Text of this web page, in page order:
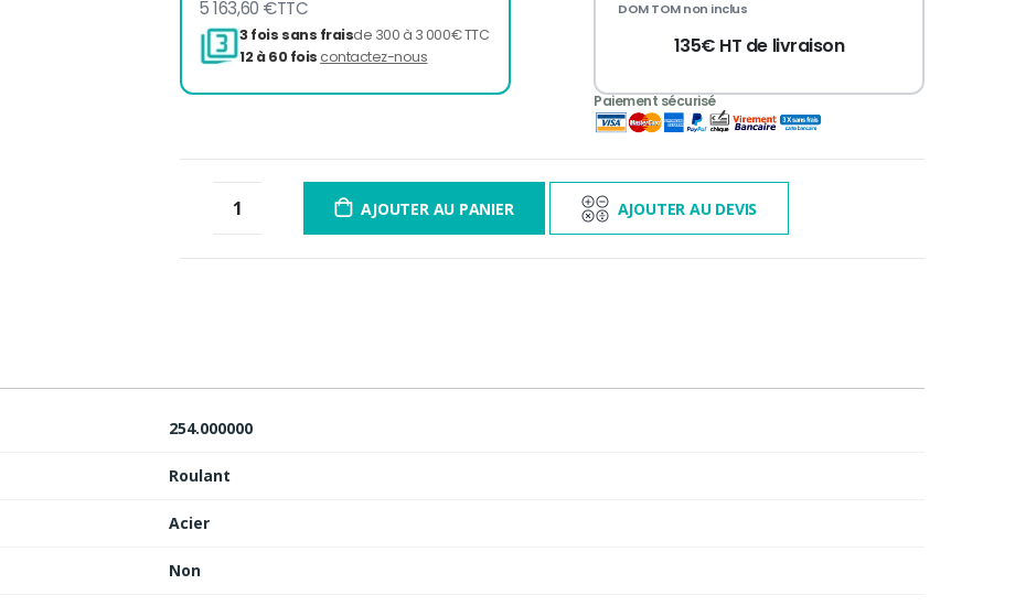
5 163,60 €TTC DOM TOM non inclus
135€ HT de livraison
AJOUTER AU PANIER AJOUTER AU DEVIS
254.000000
Roulant
Acier
Non